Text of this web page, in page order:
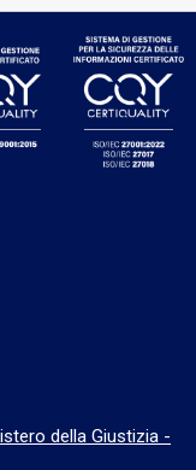
della Giustizia -